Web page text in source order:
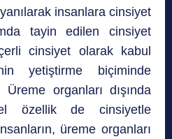
insanlara cinsiyet
tayin edilen cinsiyet
cinsiyet olarak kabul
yetiştirme biçiminde
organları dışında
özellik de cinsiyetle
üreme organları